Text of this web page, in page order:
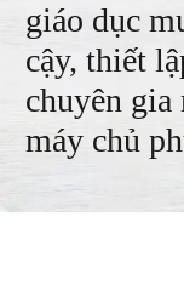
giáo dục
cậy, thiết
chuyên gia
máy chủ